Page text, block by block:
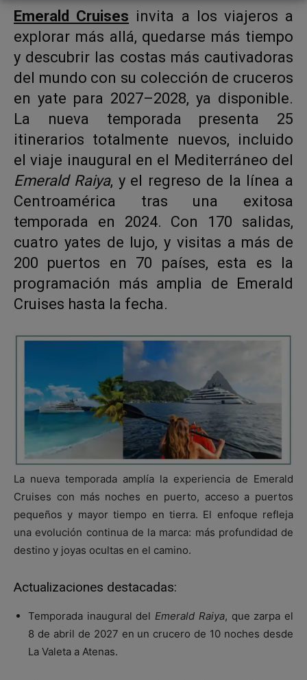
Emerald Cruises invita a los viajeros a
explorar más allá, quedarse más tiempo
y descubrir las costas más cautivadoras
del mundo con su colección de cruceros
en yate para 2027–2028, ya disponible.
La nueva temporada presenta 25
itinerarios totalmente nuevos, incluido
el viaje inaugural en el Mediterráneo del
Emerald Raiya, y el regreso de la línea a
Centroamérica tras una exitosa
temporada en 2024. Con 170 salidas,
cuatro yates de lujo, y visitas a más de
200 puertos en 70 países, esta es la
programación más amplia de Emerald
Cruises hasta la fecha.
La nueva temporada amplía la experiencia de Emerald
Cruises con más noches en puerto, acceso a puertos
pequeños y mayor tiempo en tierra. El enfoque refleja
una evolución continua de la marca: más profundidad de
destino y joyas ocultas en el camino.
Actualizaciones destacadas:
Temporada inaugural delEmerald Raiya, que zarpa el
8 de abril de 2027 en un crucero de 10 noches desde
La Valeta a Atenas.